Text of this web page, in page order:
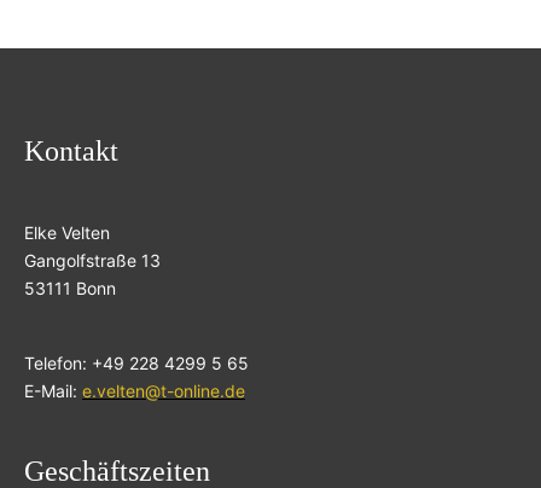
Kontakt
Elke Velten
Gangolfstraße 13
53111 Bonn
Telefon: +49 228 4299 5 65
E-Mail: e.velten@t-online.de
Geschäftszeiten